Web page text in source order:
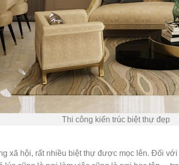
Thi công kiến trúc biệt thự đẹp
xã hội, rất nhiều biệt thự được mọc lên. Đối